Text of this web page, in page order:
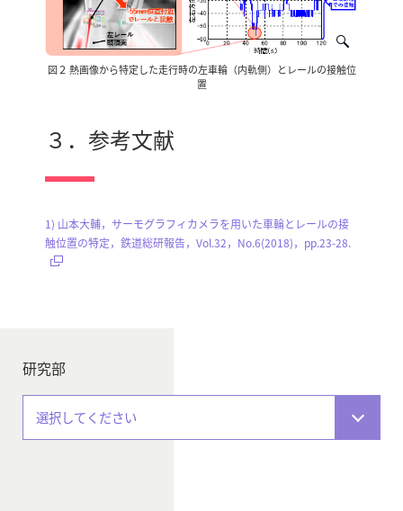
図２ 熱画像から特定した走行時の左車輪（内軌側）とレールの接触位
置
３．参考文献
1) 山本大輔，サーモグラフィカメラを用いた車輪とレールの接
触位置の特定，鉄道総研報告，Vol.32，No.6(2018)，pp.23-28.
研究部
選択してください